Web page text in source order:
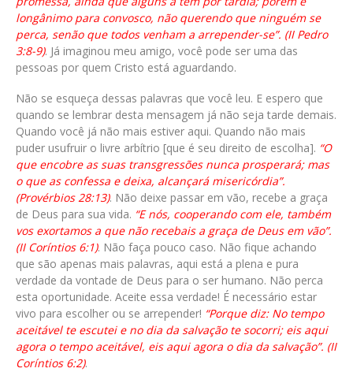
longânimo para convosco, não querendo que ninguém se
perca, senão que todos venham a arrepender-se”. (II Pedro
3:8-9). Já imaginou meu amigo, você pode ser uma das
pessoas por quem Cristo está aguardando.
Não se esqueça dessas palavras que você leu. E espero que
quando se lembrar desta mensagem já não seja tarde demais.
Quando você já não mais estiver aqui. Quando não mais
puder usufruir o livre arbítrio [que é seu direito de escolha]. “O
que encobre as suas transgressões nunca prosperará; mas
o que as confessa e deixa, alcançará misericórdia”.
(Provérbios 28:13). Não deixe passar em vão, recebe a graça
de Deus para sua vida. “E nós, cooperando com ele, também
vos exortamos a que não recebais a graça de Deus em vão”.
(II Coríntios 6:1). Não faça pouco caso. Não fique achando
que são apenas mais palavras, aqui está a plena e pura
verdade da vontade de Deus para o ser humano. Não perca
esta oportunidade. Aceite essa verdade! É necessário estar
vivo para escolher ou se arrepender! “Porque diz: No tempo
aceitável te escutei e no dia da salvação te socorri; eis aqui
agora o tempo aceitável, eis aqui agora o dia da salvação”. (II
Coríntios 6:2).